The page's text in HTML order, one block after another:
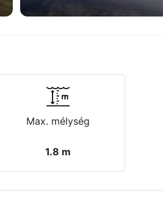
Max. mélység
1.8 m